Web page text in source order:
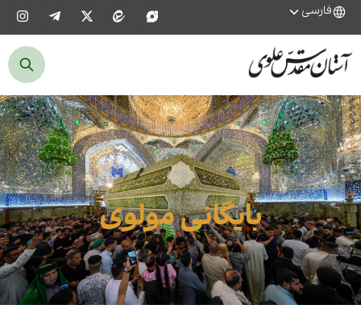
فارسی
بایگانی مولوی